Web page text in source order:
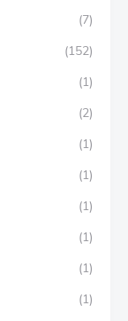
(7)
(152)
(1)
(2)
(1)
(1)
(1)
(1)
(1)
(1)